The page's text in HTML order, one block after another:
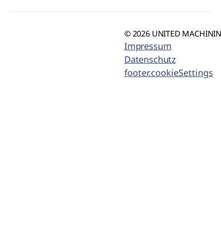
© 2026 UNITED
Impressum
Datenschutz
footer.cookieSettings